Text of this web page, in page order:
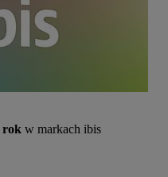
rok w markach ibis